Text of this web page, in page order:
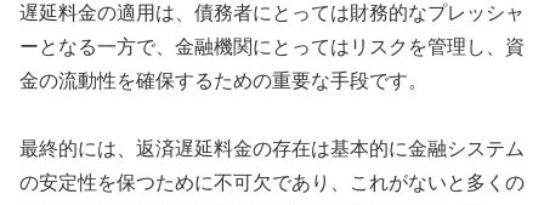
遅延料金の適用は、債務者にとっては財務的なプレッシャ
ーとなる一方で、金融機関にとってはリスクを管理し、資
金の流動性を確保するための重要な手段です。
最終的には、返済遅延料金の存在は基本的に金融システム
の安定性を保つために不可欠であり、これがないと多くの